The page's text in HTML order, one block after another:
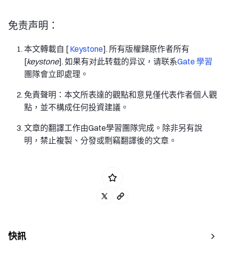
免责声明：
本文轉載自 [ Keystone]. 所有版權歸原作者所有
[keystone]. 如果有对此转载的异议，请联系Gate 學習
團隊會立即處理。
免責聲明：本文所表達的觀點和意見僅代表作者個人觀
點，並不構成任何投資建議。
文章的翻譯工作由Gate學習團隊完成。除非另有說
明，禁止複製、分發或剽竊翻譯後的文章。
快訊